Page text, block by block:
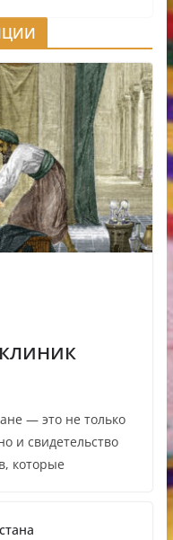
— это не только
и свидетельство
которые